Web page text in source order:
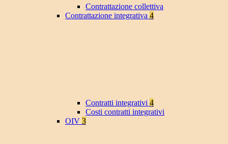
Contrattazione collettiva
Contrattazione integrativa 4
Contratti integrativi 4
Costi contratti integrativi
OIV 3